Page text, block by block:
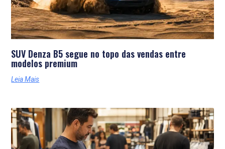
SUV Denza B5 segue no topo das vendas entre
modelos premium
Leia Mais